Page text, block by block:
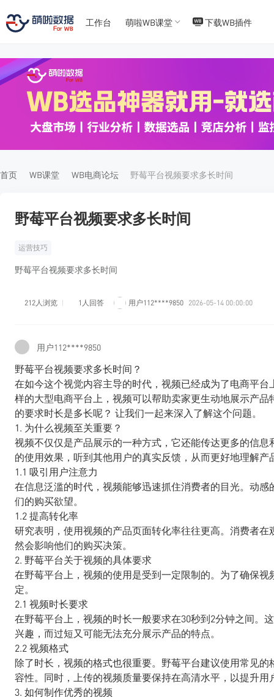
45
工作台 萌啦WB课堂 下载WB插件
首页 WB课堂 WB电商论坛 野莓平台视频要求多长时间
野莓平台视频要求多长时间
运营技巧
野莓平台视频要求多长时间
212人浏览 1人回答 用户112****9850 2026-05-14 00:00:00
用户112****9850
野莓平台视频要求多长时间？
在如今这个视觉内容主导的时代，视频已经成为了电商平
样的大型电商平台上，视频可以帮助卖家更生动地展示产
的要求时长是多长呢？ 让我们一起来深入了解这个问题。
1. 为什么视频至关重要？
视频不仅仅是产品展示的一种方式，它还能传达更多的信
的使用效果，听到其他用户的真实反馈，从而更好地理解产
1.1 吸引用户注意力
在信息泛滥的时代，视频能够迅速抓住消费者的目光。动
们的购买欲望。
1.2 提高转化率
研究表明，使用视频的产品页面转化率往往更高。消费者
然会影响他们的购买决策。
2. 野莓平台关于视频的具体要求
在野莓平台上，视频的使用是受到一定限制的。为了确保
定。
2.1 视频时长要求
在野莓平台上，视频的时长一般要求在30秒到2分钟之间。
兴趣，而过短又可能无法充分展示产品的特点。
2.2 视频格式
除了时长，视频的格式也很重要。野莓平台建议使用常见
容性。同时，上传的视频质量要保持在高清水平，以提升用
3. 如何制作优秀的视频